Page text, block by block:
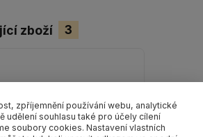
zboží 3
zpříjemnění používání webu, analytické
udělení souhlasu také pro účely cílení
soubory cookies. Nastavení vlastních